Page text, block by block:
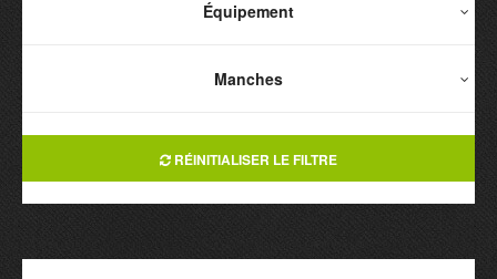
Équipement
Manches
RÉINITIALISER LE FILTRE